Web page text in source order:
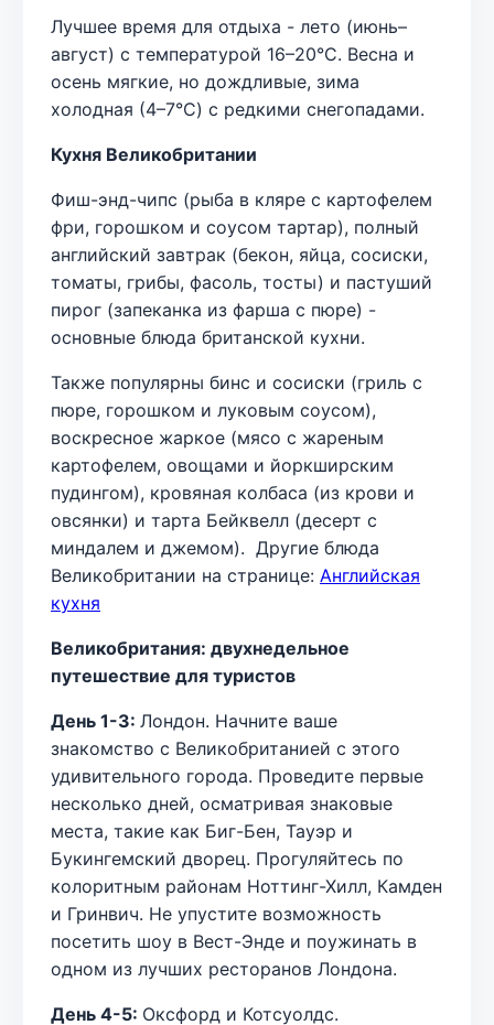
Лучшее время для отдыха - лето (июнь–
август) с температурой 16–20°C. Весна и
осень мягкие, но дождливые, зима
холодная (4–7°C) с редкими снегопадами.
Кухня Великобритании
Фиш-энд-чипс (рыба в кляре с картофелем
фри, горошком и соусом тартар), полный
английский завтрак (бекон, яйца, сосиски,
томаты, грибы, фасоль, тосты) и пастуший
пирог (запеканка из фарша с пюре) -
основные блюда британской кухни.
Также популярны бинс и сосиски (гриль с
пюре, горошком и луковым соусом),
воскресное жаркое (мясо с жареным
картофелем, овощами и йоркширским
пудингом), кровяная колбаса (из крови и
овсянки) и тарта Бейквелл (десерт с
миндалем и джемом). Другие блюда
Великобритании на странице: Английская
кухня
Великобритания: двухнедельное
путешествие для туристов
День 1-3: Лондон. Начните ваше
знакомство с Великобританией с этого
удивительного города. Проведите первые
несколько дней, осматривая знаковые
места, такие как Биг-Бен, Тауэр и
Букингемский дворец. Прогуляйтесь по
колоритным районам Ноттинг-Хилл, Камден
и Гринвич. Не упустите возможность
посетить шоу в Вест-Энде и поужинать в
одном из лучших ресторанов Лондона.
День 4-5: Оксфорд и Котсуолдс.